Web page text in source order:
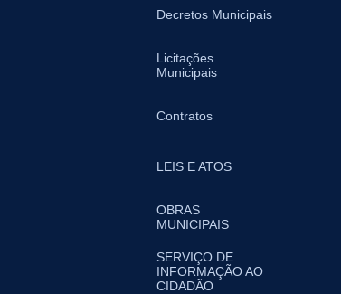
Decretos Municipais
Licitações
Municipais
Contratos
LEIS E ATOS
OBRAS
MUNICIPAIS
SERVIÇO DE
INFORMAÇÃO AO
CIDADÃO